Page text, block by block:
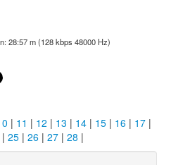
28:57 m (128 kbps 48000 Hz)
| 11 | 12 | 13 | 14 | 15 | 16 | 17 |
| 25 | 26 | 27 | 28 |